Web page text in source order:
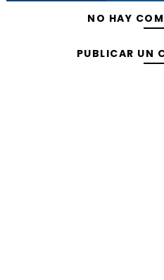
NO HAY
PUBLICAR UN